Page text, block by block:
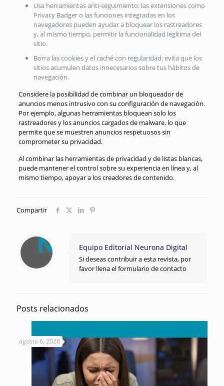
Usa herramientas anti-seguimiento: las extensiones como
Privacy Badger o las funciones integradas en los
navegadores pueden ayudar a bloquear los rastreadores
y, al mismo tiempo, permitir la funcionalidad legítima del
sitio.
Borra las cookies y el caché con regularidad: evita que los
sitios acumulen datos innecesarios sobre tus hábitos de
navegación.
Considere la posibilidad de combinar un bloqueador de
anuncios menos intrusivo con su configuración de navegación.
Por ejemplo, algunas herramientas bloquean solo los
rastreadores y los anuncios cargados de malware, lo que
permite que se muestren anuncios respetuosos sin
comprometer su privacidad.
Al combinar las herramientas de privacidad y de listas blancas,
puede mantener el control sobre su experiencia en línea y, al
mismo tiempo, apoyar a los creadores de contenido.
Compartir
Equipo Editorial Neurona Digital
Si deseas contribuir a esta revista, por
favor llena el formulario de contacto
Posts relacionados
agosto 6, 2026